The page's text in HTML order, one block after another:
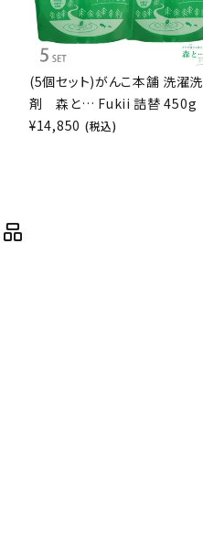
(5個セット)がんこ本舗 洗濯洗
剤 森と… Fukii 詰替 450g
¥14,850 (税込)